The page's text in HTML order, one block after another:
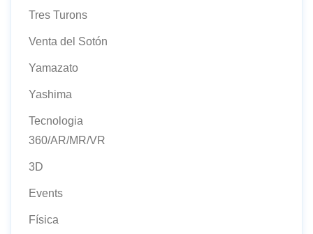
Tres Turons
Venta del Sotón
Yamazato
Yashima
Tecnologia
360/AR/MR/VR
3D
Events
Física